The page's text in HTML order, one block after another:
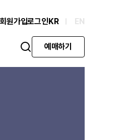
회원가입로그인KR EN
예매하기